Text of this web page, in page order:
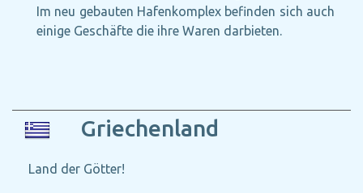
Im neu gebauten Hafenkomplex befinden sich auch
einige Geschäfte die ihre Waren darbieten.
Griechenland
Land der Götter!